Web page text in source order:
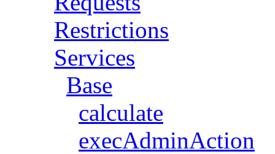
Restrictions
Services
Base
calculate
execAdminAction